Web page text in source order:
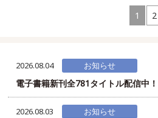
1 2
2026.08.04 お知らせ
電子書籍新刊全781タイトル配信中！
2026.08.03 お知らせ